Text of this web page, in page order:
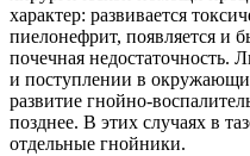
характер: развивается
пиелонефрит, появляется и
почечная недостаточность.
и поступлении в
развитие гнойно-
позднее. В этих случаях в
отдельные гнойники.